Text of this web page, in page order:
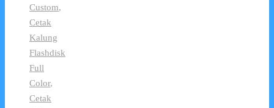
Custom,
Cetak
Kalung
Flashdisk
Full
Color,
Cetak